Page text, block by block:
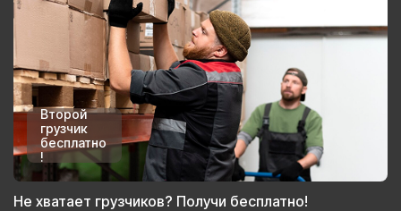
Второй
грузчик
бесплатно
!
Не хватает грузчиков? Получи бесплатно!